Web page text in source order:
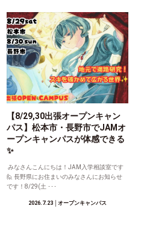
【8/29,30出張オープンキャン
パス】松本市・長野市でJAMオ
ープンキャンパスが体感できる
✨
みなさんこんにちは！JAM入学相談室です
🙋 長野県にお住まいのみなさんにお知らせ
です！8/29(土 ･･･
2026.7.23 │オープンキャンパス